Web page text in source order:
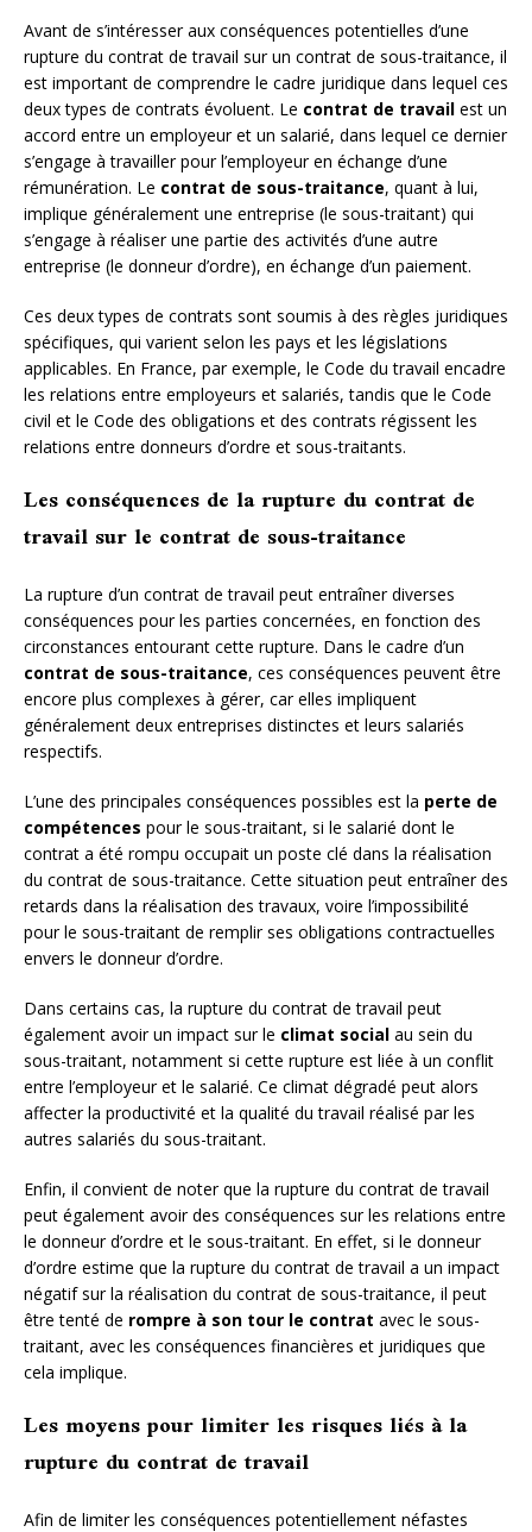
Avant de s’intéresser aux conséquences potentielles d’une
rupture du contrat de travail sur un contrat de sous-traitance, il
est important de comprendre le cadre juridique dans lequel ces
deux types de contrats évoluent. Le contrat de travail est un
accord entre un employeur et un salarié, dans lequel ce dernier
s’engage à travailler pour l’employeur en échange d’une
rémunération. Le contrat de sous-traitance, quant à lui,
implique généralement une entreprise (le sous-traitant) qui
s’engage à réaliser une partie des activités d’une autre
entreprise (le donneur d’ordre), en échange d’un paiement.
Ces deux types de contrats sont soumis à des règles juridiques
spécifiques, qui varient selon les pays et les législations
applicables. En France, par exemple, le Code du travail encadre
les relations entre employeurs et salariés, tandis que le Code
civil et le Code des obligations et des contrats régissent les
relations entre donneurs d’ordre et sous-traitants.
Les conséquences de la rupture du contrat de
travail sur le contrat de sous-traitance
La rupture d’un contrat de travail peut entraîner diverses
conséquences pour les parties concernées, en fonction des
circonstances entourant cette rupture. Dans le cadre d’un
contrat de sous-traitance, ces conséquences peuvent être
encore plus complexes à gérer, car elles impliquent
généralement deux entreprises distinctes et leurs salariés
respectifs.
L’une des principales conséquences possibles est la perte de
compétences pour le sous-traitant, si le salarié dont le
contrat a été rompu occupait un poste clé dans la réalisation
du contrat de sous-traitance. Cette situation peut entraîner des
retards dans la réalisation des travaux, voire l’impossibilité
pour le sous-traitant de remplir ses obligations contractuelles
envers le donneur d’ordre.
Dans certains cas, la rupture du contrat de travail peut
également avoir un impact sur le climat social au sein du
sous-traitant, notamment si cette rupture est liée à un conflit
entre l’employeur et le salarié. Ce climat dégradé peut alors
affecter la productivité et la qualité du travail réalisé par les
autres salariés du sous-traitant.
Enfin, il convient de noter que la rupture du contrat de travail
peut également avoir des conséquences sur les relations entre
le donneur d’ordre et le sous-traitant. En effet, si le donneur
d’ordre estime que la rupture du contrat de travail a un impact
négatif sur la réalisation du contrat de sous-traitance, il peut
être tenté de rompre à son tour le contrat avec le sous-
traitant, avec les conséquences financières et juridiques que
cela implique.
Les moyens pour limiter les risques liés à la
rupture du contrat de travail
Afin de limiter les conséquences potentiellement néfastes